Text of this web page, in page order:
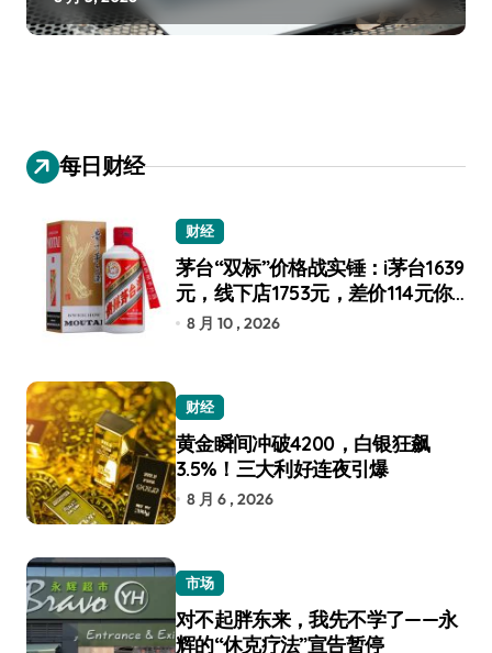
每日财经
财经
茅台“双标”价格战实锤：i茅台1639
元，线下店1753元，差价114元你
选谁？
8 月 10 , 2026
财经
黄金瞬间冲破4200，白银狂飙
3.5%！三大利好连夜引爆
8 月 6 , 2026
市场
对不起胖东来，我先不学了——永
辉的“休克疗法”宣告暂停